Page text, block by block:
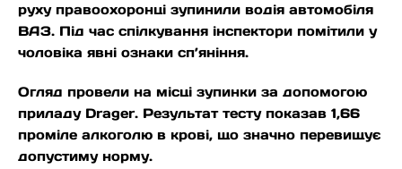
руху правоохоронці зупинили водія автомобіля
ВАЗ. Під час спілкування інспектори помітили у
чоловіка явні ознаки сп’яніння.
Огляд провели на місці зупинки за допомогою
приладу Drager. Результат тесту показав 1,66
проміле алкоголю в крові, що значно перевищує
допустиму норму.